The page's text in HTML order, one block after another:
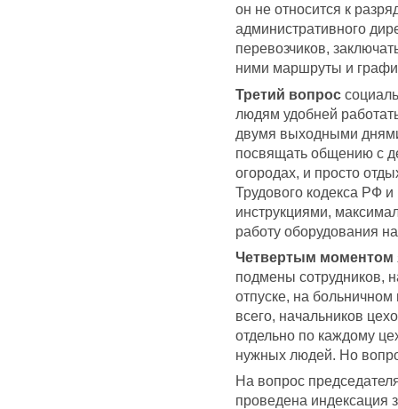
он не относится к
административного
перевозчиков,
ними маршруты и
Третий вопрос
людям удобней
двумя выходными
посвящать общению с
огородах, и просто
Трудового кодекса РФ
инструкциями,
работу оборудования
Четвертым моментом
подмены сотрудников,
отпуске, на
всего, начальников
отдельно по каждому
нужных людей. Но
На вопрос
проведена индексация